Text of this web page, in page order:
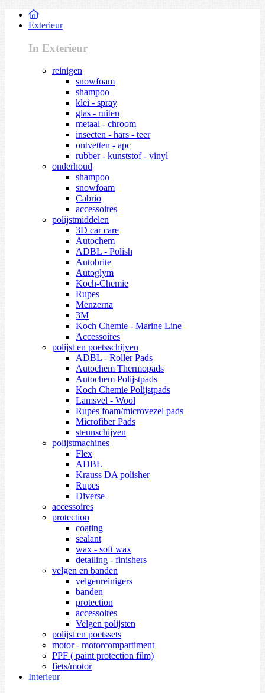
Exterieur
In Exterieur
reinigen
snowfoam
shampoo
klei - spray
glas - ruiten
metaal - chroom
insecten - hars - teer
ontvetten - apc
rubber - kunststof - vinyl
onderhoud
shampoo
snowfoam
Cabrio
accessoires
polijstmiddelen
3D car care
Autochem
ADBL - Polish
Autobrite
Autoglym
Koch-Chemie
Rupes
Menzerna
3M
Koch Chemie - Marine Line
Accessoires
polijst en poetsschijven
ADBL - Roller Pads
Autochem Thermopads
Autochem Polijstpads
Koch Chemie Polijstpads
Lamsvel - Wool
Rupes foam/microvezel pads
Microfiber Pads
steunschijven
polijstmachines
Flex
ADBL
Krauss DA polisher
Rupes
Diverse
accessoires
protection
coating
sealant
wax - soft wax
detailing - finishers
velgen en banden
velgenreinigers
banden
protection
accessoires
Velgen polijsten
polijst en poetssets
motor - motorcompartiment
PPF ( paint protection film)
fiets/motor
Interieur